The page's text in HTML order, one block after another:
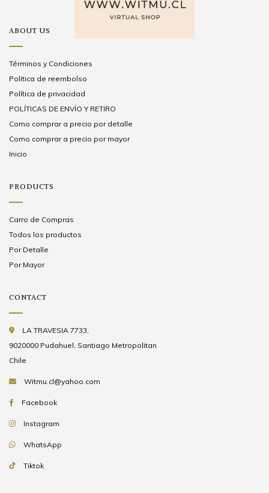
ABOUT US
Términos y Condiciones
Politica de reembolso
Política de privacidad
POLÍTICAS DE ENVÍO Y RETIRO
Como comprar a precio por detalle
Como comprar a precio por mayor
Inicio
PRODUCTS
Carro de Compras
Todos los productos
Por Detalle
Por Mayor
CONTACT
LA TRAVESIA 7733,
9020000 Pudahuel, Santiago Metropolitan
Chile
Witmu.cl@yahoo.com
Facebook
Instagram
WhatsApp
Tiktok